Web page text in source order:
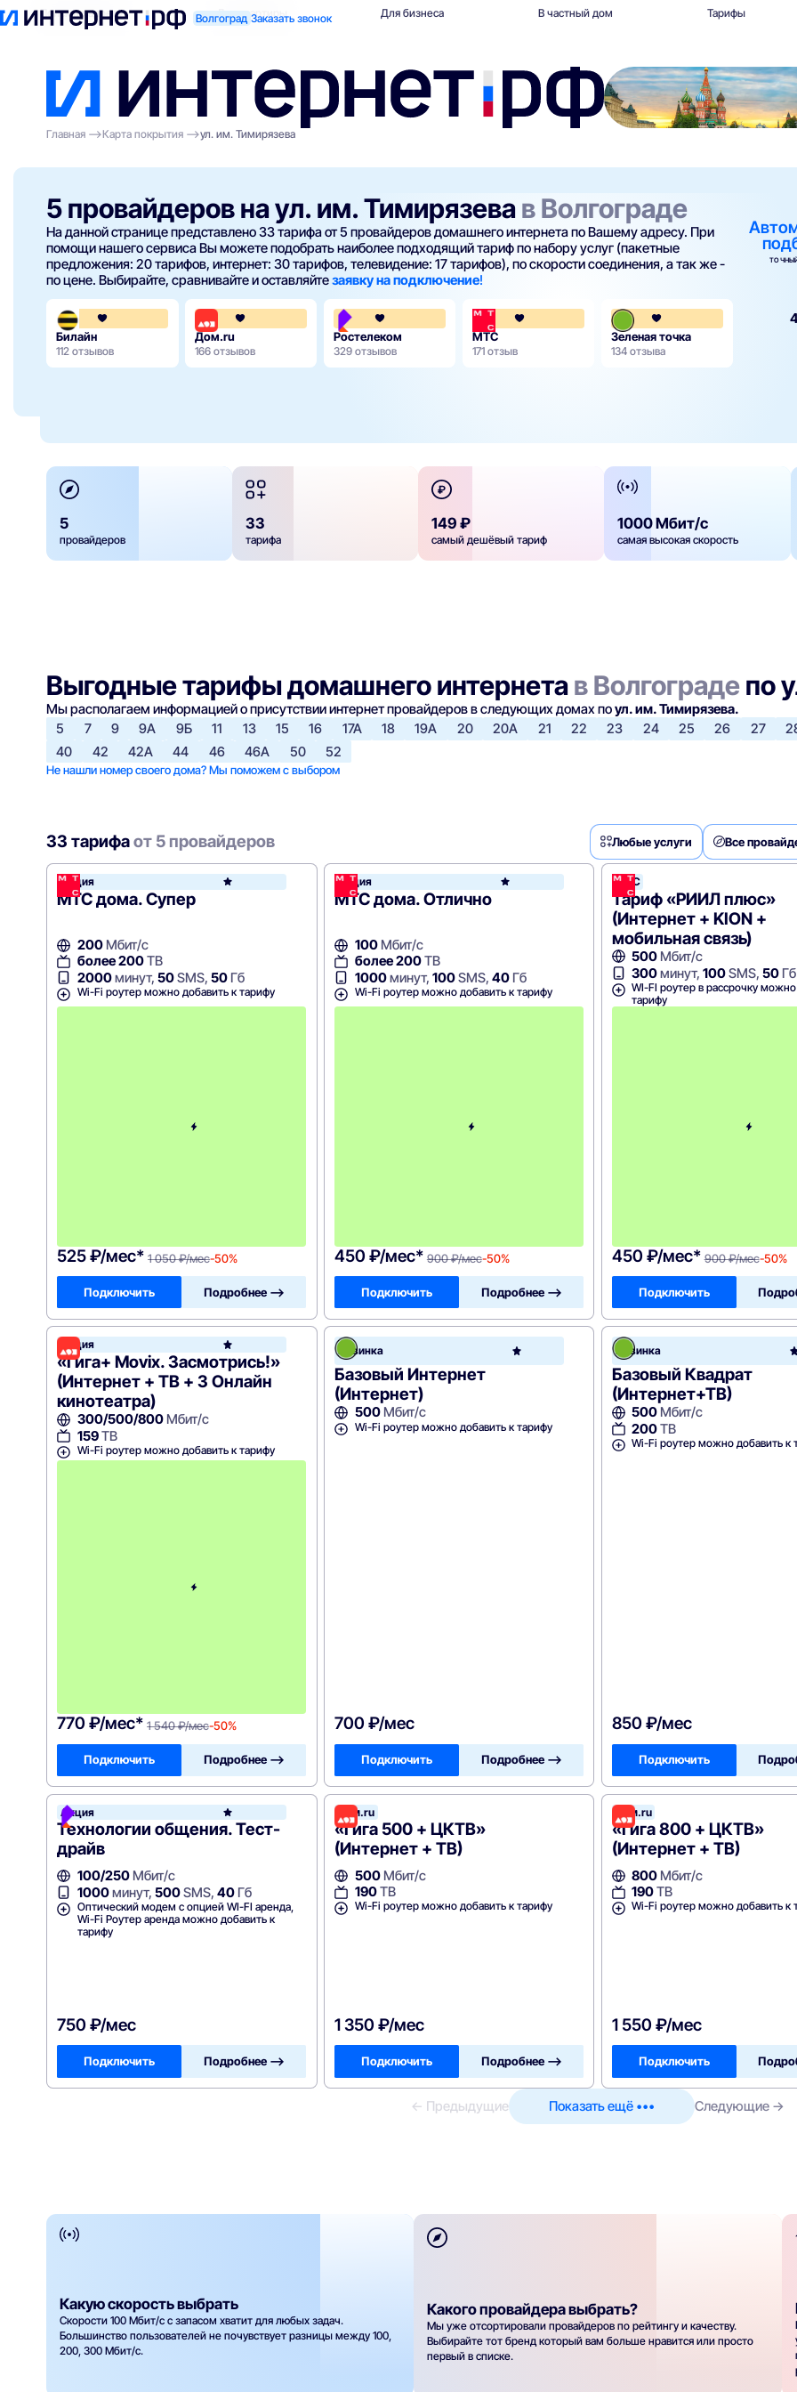
Волгоград Заказать звонок
Поиск по адресу Для квартиры Для бизнеса В частный дом Тарифы
Главная
Карта покрытия ул. им. Тимирязева
5 провайдеров на ул. им. Тимирязевав Волгограде
На данной странице представлено 33 тарифа от 5 провайдеров домашнего интернета по Вашему адресу. При
помощи нашего сервиса Вы можете подобрать наиболее подходящий тариф по набору услуг (пакетные
предложения: 20 тарифов, интернет: 30 тарифов, телевидение: 17 тарифов), по скорости соединения, а так же -
по цене. Выбирайте, сравнивайте и оставляйтезаявку на подключение!
3.6
Билайн
112 отзывов
4.3
Дом.ru
166 отзывов
3.8
Ростелеком
329 отзывов
4.1
МТС
171 отзыв
Зеленая точка
134 отзыва
5
провайдеров
33
тарифа
149 ₽
самый дешёвый тариф
1000 Мбит/с
самая высокая скорость
Выгодные тарифы домашнего интернетав Волгоградепо
Мы располагаем информацией о присутствии интернет провайдеров в следующих домах поул. им. Тимирязева.
5
7 9 9А 9Б 11 13 15 16 17А 18 19А 20 20А 21 22 23 24 25 26 27
40
42 42А 44 46 46А 50 52
Не нашли номер своего дома? Мы поможем с выбором
33 тарифаот 5 провайдеров Любые услуги Все
Акция МТС
МТС дома. Супер
200Мбит/с
более 200ТВ
2000минут, 50SMS, 50Гб
Wi-Fi роутер можно добавить к тарифу
С
525 ₽/мес* 1 050 ₽/мес-50%
Подключить Подробнее —>
Акция МТС
МТС дома. Отлично
100Мбит/с
более 200ТВ
1000минут, 100SMS, 40Гб
Wi-Fi роутер можно добавить к тарифу
450 ₽/мес* 900 ₽/мес-50%
Подключить Подробнее —>
МТС
Тариф «РИИЛ плюс»
(Интернет + KION +
мобильная связь)
500 Мбит/с
300минут,100SMS,50 Гб
WI-FI роутер в рассрочку
тарифу
450 ₽/мес* 900 ₽/мес-50%
Подключить
Акция
«Гига+ Movix. Засмотрись!»
(Интернет + ТВ + 3 Онлайн
кинотеатра)
300/500/800Мбит/с
159ТВ
Wi-Fi роутер можно добавить к тарифу
770 ₽/мес* 1 540 ₽/мес-50%
Подключить Подробнее —>
Новинка
точка
Базовый Интернет
(Интернет)
500Мбит/с
Wi-Fi роутер можно добавить к тарифу
700 ₽/мес
Подключить Подробнее —>
Новинка
Базовый Квадрат
(Интернет+ТВ)
500 Мбит/с
200ТВ
Wi-Fi роутер можно добавить к
850 ₽/мес
Подключить
Акция Ростелеком
Технологии общения. Тест-
драйв
100/250Мбит/с
1000минут, 500SMS, 40Гб
Оптический модем с опцией WI-FI аренда,
Wi-Fi Роутер аренда можно добавить к
тарифу
750 ₽/мес
Подключить Подробнее —>
Дом.ru
«Гига 500 + ЦКТВ»
(Интернет + ТВ)
500Мбит/с
190ТВ
Wi-Fi роутер можно добавить к тарифу
1 350 ₽/мес
Подключить Подробнее —>
Дом.ru
«Гига 800 + ЦКТВ»
(Интернет + ТВ)
800 Мбит/с
190ТВ
Wi-Fi роутер можно добавить к
1 550 ₽/мес
Подключить
← Предыдущие Показать ещё ••• Следующие →
Какую скорость выбрать
Скорости 100 Мбит/с с запасом хватит для любых задач.
Большинство пользователей не почувствует разницы между 100,
200, 300 Мбит/с.
Какого провайдера выбрать?
Мы уже отсортировали провайдеров по рейтингу и качеству.
Выбирайте тот бренд который вам больше нравится или просто
первый в списке.